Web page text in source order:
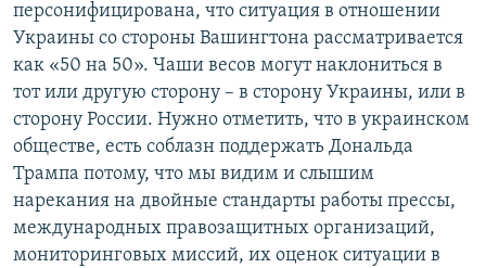
персонифицирована, что ситуация в отношении
Украины со стороны Вашингтона рассматривается
как «50 на 50». Чаши весов могут наклониться в
тот или другую сторону – в сторону Украины, или в
сторону России. Нужно отметить, что в украинском
обществе, есть соблазн поддержать Дональда
Трампа потому, что мы видим и слышим
нарекания на двойные стандарты работы прессы,
международных правозащитных организаций,
мониторинговых миссий, их оценок ситуации в